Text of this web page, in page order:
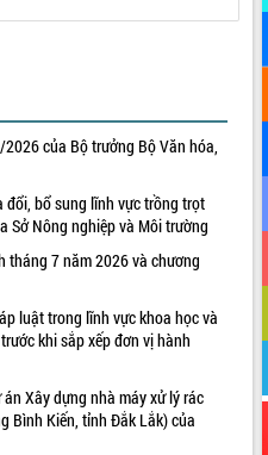
của Bộ trưởng Bộ Văn hóa,
đổi, bổ sung lĩnh vực trồng trọt
Sở Nông nghiệp và Môi trường
tháng 7 năm 2026 và chương
luật trong lĩnh vực khoa học và
khi sắp xếp đơn vị hành
Xây dựng nhà máy xử lý rác
Bình Kiến, tỉnh Đắk Lắk) của